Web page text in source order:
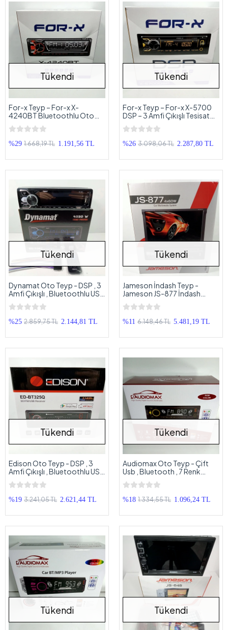
Tükendi
For-x Teyp – For-x X-
4240BT Bluetoothlu Oto
Teyp
%29 1.668,19 TL 1.191,56 TL
Tükendi
For-x Teyp – For-x X-5700
DSP – 3 Amfi Çıkışlı Tesisat
Teybi
%26 3.098,06 TL 2.287,80 TL
Tükendi
Dynamat Oto Teyp - DSP , 3
Amfi Çıkışlı , Bluetoothlu USB
Aux ve Radyo Çalar
%25 2.859,75 TL 2.144,81 TL
Tükendi
Jameson İndash Teyp -
Jameson JS-877 İndash
Ekranlı Teyp
%11 6.148,46 TL 5.481,19 TL
Tükendi
Edison Oto Teyp - DSP , 3
Amfi Çıkışlı , Bluetoothlu USB
Aux ve Radyo Çalar
%19 3.241,05 TL 2.621,44 TL
Tükendi
Audiomax Oto Teyp - Çift
Usb , Bluetooth , 7 Renk
Geniş Ekran - Teyip
%18 1.334,55 TL 1.096,24 TL
Tükendi Tükendi